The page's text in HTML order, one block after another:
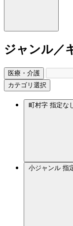
ジャンル／
医療・介護
カテゴリ選択
町村字 指定な
小ジャンル 指